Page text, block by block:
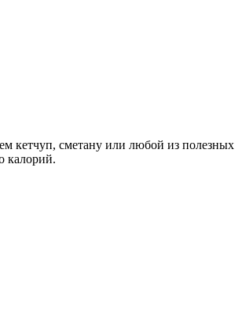
кетчуп, сметану или любой из полезных
калорий.